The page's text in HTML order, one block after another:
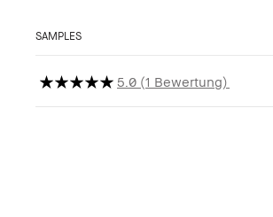
SAMPLES
5.0 1 Bewertung